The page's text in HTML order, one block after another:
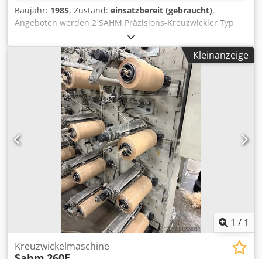
Baujahr: 1985, Zustand: einsatzbereit (gebraucht),
Angeboten werden 2 SAHM Präzisions-Kreuzwickler Typ
260. Baujahr 1985 und 1998. Jede Maschine verfügt über
2x 96 Positionen 192 Stellen gesamt, plus 10 zusätzliche
Reserveköpfe, insgesamt 202 Stellen. Hub Traverse: 13Zoll
ca. 330mm. Spanndorn-Durchmesser für Hülsen: 3 1/4Zoll
ca. 82,5mm. Besichtigung nach Absprache möglich.
Maschinen befinden sich nicht in Europa. Cjdpfx Abeyk
Kleinanzeige
1 / 1
Kreuzwickelmaschine